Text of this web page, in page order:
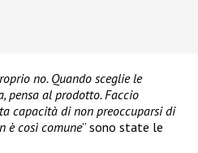
no. Quando sceglie le
pensa al prodotto. Faccio
capacità di non preoccuparsi di
è così comune” sono state le